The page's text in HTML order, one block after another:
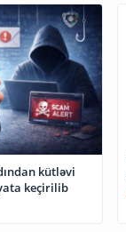
kütləvi
keçirilib